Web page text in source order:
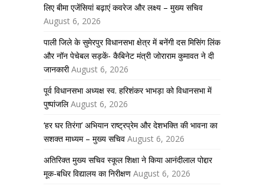
लिए बीमा एजेंसियां बढ़ाएं कवरेज और लक्ष्य – मुख्य सचिव
August 6, 2026
पाली जिले के सुमेरपुर विधानसभा क्षेत्र में बनेंगी दस मिसिंग लिंक
और नॉन पेचेबल सड़कें- कैबिनेट मंत्री जोराराम कुमावत ने दी
जानकारी August 6, 2026
पूर्व विधानसभा अध्यक्ष स्व. हरिशंकर भाभड़ा को विधानसभा में
पुष्पांजलि August 6, 2026
‘हर घर तिरंगा’ अभियान राष्ट्रप्रेम और देशभक्ति की भावना का
सशक्त माध्यम – मुख्य सचिव August 6, 2026
अतिरिक्त मुख्य सचिव स्कूल शिक्षा ने किया आनंदीलाल पोद्दार
मूक-बधिर विद्यालय का निरीक्षण August 6, 2026